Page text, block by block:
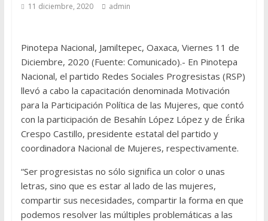
11 diciembre, 2020 admin
Pinotepa Nacional, Jamiltepec, Oaxaca, Viernes 11 de
Diciembre, 2020 (Fuente: Comunicado).- En Pinotepa
Nacional, el partido Redes Sociales Progresistas (RSP)
llevó a cabo la capacitación denominada Motivación
para la Participación Política de las Mujeres, que contó
con la participación de Besahín López López y de Érika
Crespo Castillo, presidente estatal del partido y
coordinadora Nacional de Mujeres, respectivamente.
“Ser progresistas no sólo significa un color o unas
letras, sino que es estar al lado de las mujeres,
compartir sus necesidades, compartir la forma en que
podemos resolver las múltiples problemáticas a las